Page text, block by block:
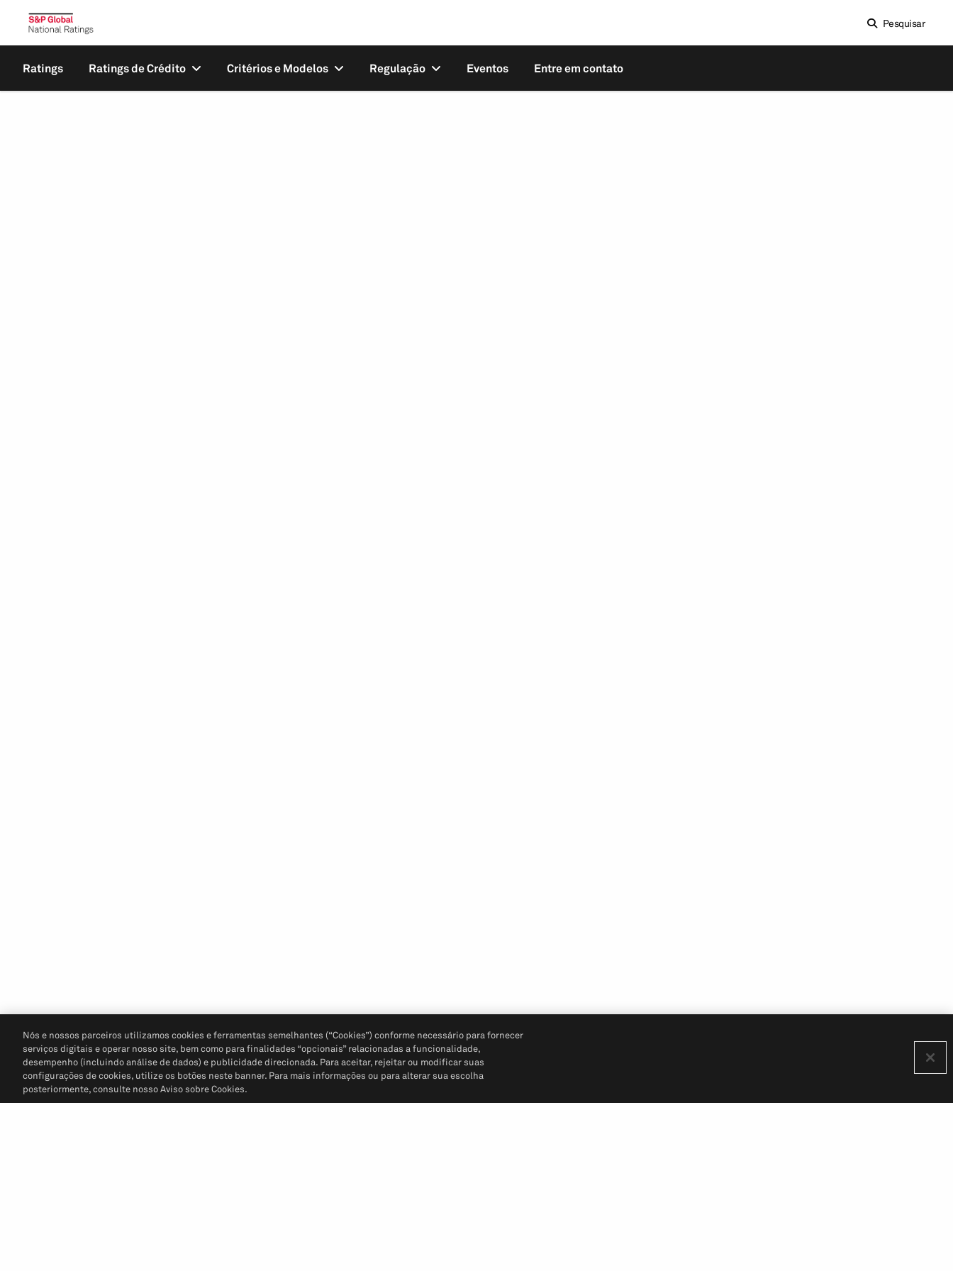
Pesquisar
Ratings Ratings de Crédito Critérios e Modelos Regulação Eventos Entre em contato
Nós e nossos parceiros utilizamos cookies e ferramentas semelhantes (“Cookies”) conforme necessário para fornecer
serviços digitais e operar nosso site, bem como para finalidades “opcionais” relacionadas a funcionalidade,
desempenho (incluindo análise de dados) e publicidade direcionada. Para aceitar, rejeitar ou modificar suas
configurações de cookies, utilize os botões neste banner. Para mais informações ou para alterar sua escolha
posteriormente, consulte nosso Aviso sobre Cookies.